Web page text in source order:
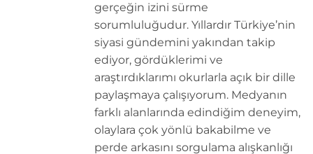
gerçeğin izini sürme
sorumluluğudur. Yıllardır Türkiye’nin
siyasi gündemini yakından takip
ediyor, gördüklerimi ve
araştırdıklarımı okurlarla açık bir dille
paylaşmaya çalışıyorum. Medyanın
farklı alanlarında edindiğim deneyim,
olaylara çok yönlü bakabilme ve
perde arkasını sorgulama alışkanlığı